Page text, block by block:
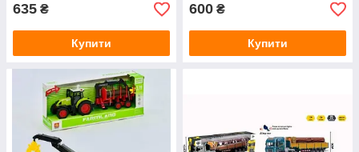
635 ₴
Купити
600 ₴
Купити